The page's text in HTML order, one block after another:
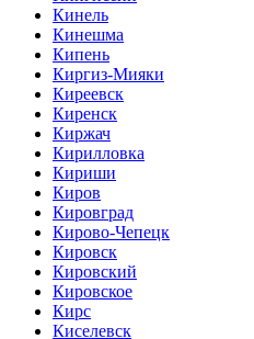
Кинель
Кинешма
Кипень
Киргиз-Мияки
Киреевск
Киренск
Киржач
Кирилловка
Кириши
Киров
Кировград
Кирово-Чепецк
Кировск
Кировский
Кировское
Кирс
Киселевск